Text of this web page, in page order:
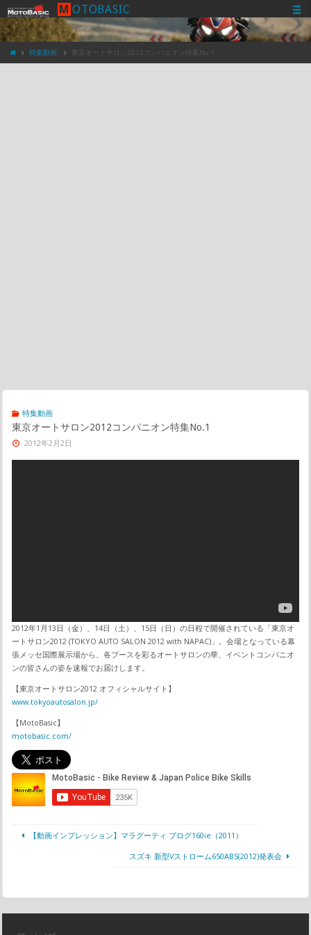
M OTOBASIC
特集動画 東京オートサロン2012コンパニオン特集No.1
特集動画
東京オートサロン2012コンパニオン特集No.1
2012年2月2日
2012年1月13日（金）、14日（土）、15日（日）の日程で開催されている「東京オ
ートサロン2012 (TOKYO AUTO SALON 2012 with NAPAC)」。会場となっている幕
張メッセ国際展示場から、各ブースを彩るオートサロンの華、イベントコンパニオ
ンの皆さんの姿を速報でお届けします。
【東京オートサロン2012 オフィシャルサイト】
www.tokyoautosalon.jp/
【MotoBasic】
motobasic.com/
【動画インプレッション】マラグーティ ブログ160ie（2011）
スズキ 新型Vストローム650ABS(2012)発表会